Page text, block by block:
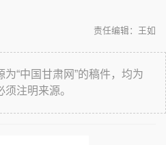
责任编辑：王如
“中国甘肃网”的稿件，均为
注明来源。